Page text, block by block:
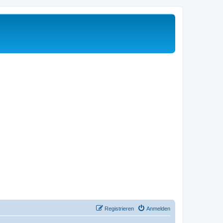
Anmelden
Registrieren